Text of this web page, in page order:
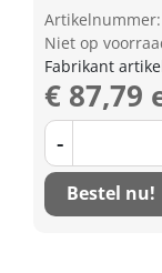
Niet op
Fabrikant
€ 87,79
-
Bestel nu!